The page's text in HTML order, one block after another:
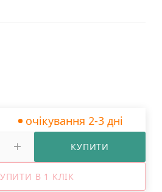
очікування 2-3 дні
КУПИТИ
В 1 КЛІК